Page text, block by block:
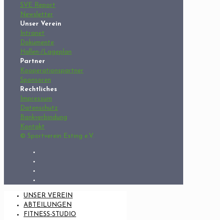
SVE Report
Newsletter
Unser Verein
Intranet
Dokumente
Hallen-/Lageplan
Partner
Kooperationspartner
Sponsoren
Rechtliches
Impressum
Datenschutz
Bankverbindung
Kontakt
© Sportverein Esting e.V.
UNSER VEREIN
ABTEILUNGEN
FITNESS-STUDIO